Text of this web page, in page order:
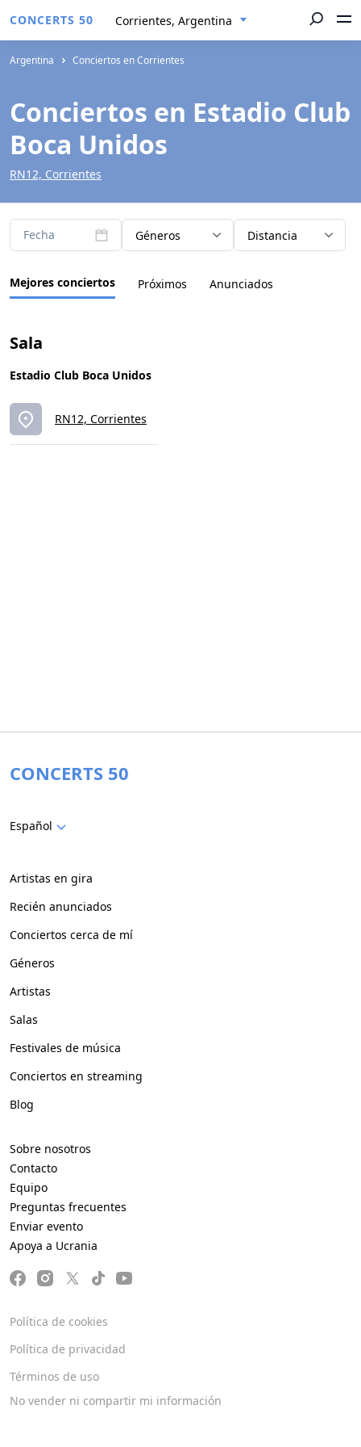
CONCERTS 50 Corrientes, Argentina
Argentina Conciertos en Corrientes
Conciertos en Estadio Club
Boca Unidos
RN12, Corrientes
Fecha Géneros Distancia
Mejores conciertos Próximos Anunciados
Sala
Estadio Club Boca Unidos
RN12, Corrientes
CONCERTS 50
Español
Artistas en gira
Recién anunciados
Conciertos cerca de mí
Géneros
Artistas
Salas
Festivales de música
Conciertos en streaming
Blog
Sobre nosotros
Contacto
Equipo
Preguntas frecuentes
Enviar evento
Apoya a Ucrania
Política de cookies
Política de privacidad
Términos de uso
No vender ni compartir mi información